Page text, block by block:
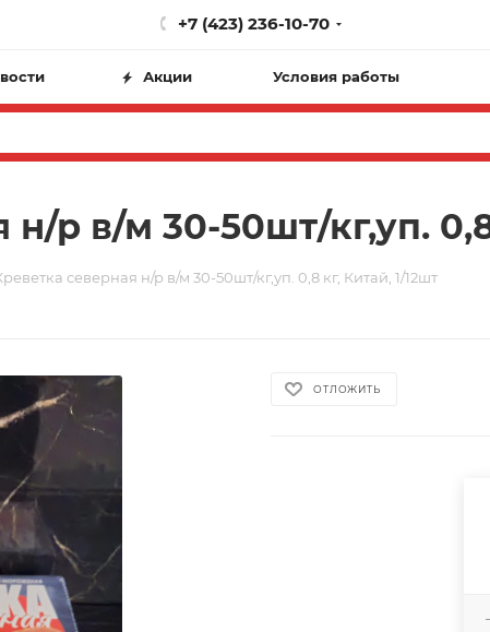
+7 (423) 236-10-70
Акции Условия работы
н/р в/м 30-50шт/кг,уп.
северная н/р в/м 30-50шт/кг,уп. 0,8 кг, Китай, 1/12шт
ОТЛОЖИТЬ